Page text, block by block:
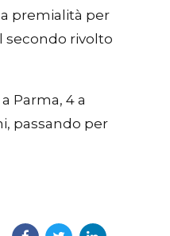
premialità per
secondo rivolto
Parma, 4 a
passando per